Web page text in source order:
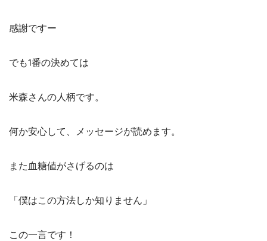
感謝ですー
でも1番の決めては
米森さんの人柄です。
何か安心して、メッセージが読めます。
また血糖値がさげるのは
「僕はこの方法しか知りません」
この一言です！